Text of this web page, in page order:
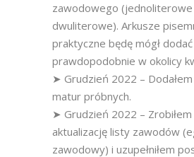
zawodowego (jednoliterowe
dwuliterowe). Arkusze
praktyczne będę mógł dodać
prawdopodobnie w okolicy
➤ Grudzień 2022 –
matur próbnych.
➤ Grudzień 2022 – Zrobiłem
aktualizację listy zawodów
zawodowy) i uzupełniłem